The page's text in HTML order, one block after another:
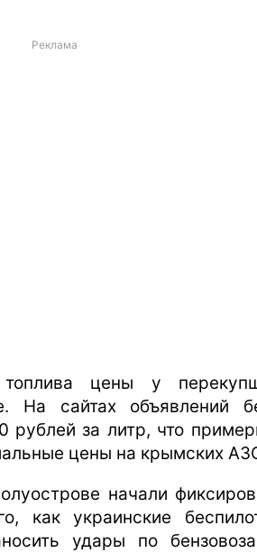
Реклама
цены у
На сайтах объявлений
рублей за литр, что
цены на крымских
начали
как украинские
удары по